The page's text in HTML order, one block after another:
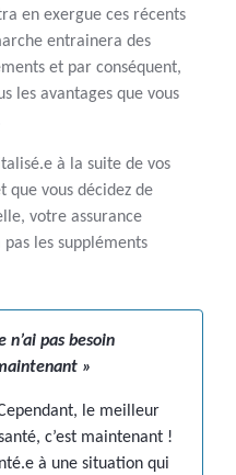
en exergue ces récents
entrainera des
et par conséquent,
les avantages que vous
à la suite de vos
que vous décidez de
votre assurance
les suppléments
n’ai pas besoin
»
le meilleur
c’est maintenant !
à une situation qui